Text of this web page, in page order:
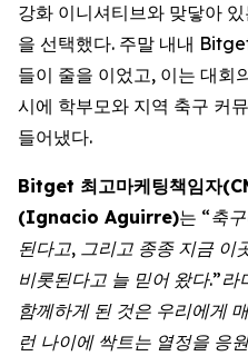
강화 이니셔티브와 맞닿아
을 선택했다. 주말 내내
들이 줄을 이었고, 이는 대회
시에 학부모와 지역 축구 커
들어냈다.
Bitget 최고마케팅책임자
(Ignacio Aguirre)는 “축
된다고, 그리고 종종 지금 이
비롯된다고 늘 믿어 왔다.”
함께하게 된 것은 우리에게
런 나이에 싹트는 열정을 응